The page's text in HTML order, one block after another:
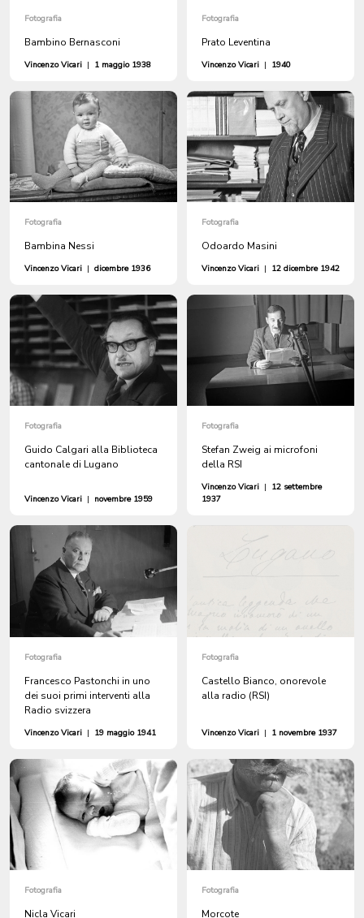
Fotografia
Bambino Bernasconi
Vincenzo Vicari | 1 maggio 1938
Fotografia
Prato Leventina
Vincenzo Vicari | 1940
Fotografia
Bambina Nessi
Vincenzo Vicari | dicembre 1936
Fotografia
Odoardo Masini
Vincenzo Vicari | 12 dicembre 1942
Fotografia
Guido Calgari alla Biblioteca
cantonale di Lugano
Vincenzo Vicari | novembre 1959
Fotografia
Stefan Zweig ai microfoni
della RSI
Vincenzo Vicari | 12 settembre
1937
Fotografia
Francesco Pastonchi in uno
dei suoi primi interventi alla
Radio svizzera
Vincenzo Vicari | 19 maggio 1941
Fotografia
Castello Bianco, onorevole
alla radio (RSI)
Vincenzo Vicari | 1 novembre 1937
Fotografia
Nicla Vicari
Fotografia
Morcote